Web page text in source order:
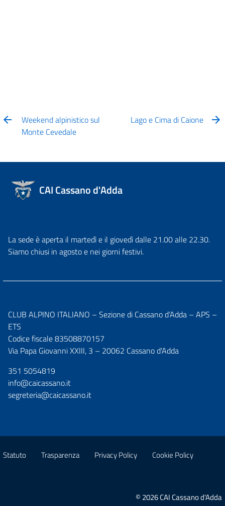
Weekend alpinistico sul
Monte Cevedale
Lago e Cima di Caione
CAI Cassano d'Adda
La sede è aperta il martedì e il giovedì dalle 21.00 alle 22.30.
Siamo chiusi in agosto e nei giorni festivi.
CLUB ALPINO ITALIANO – Sezione di Cassano d’Adda – APS –
ETS
Codice fiscale 83508870157
Via Papa Giovanni XXIII, 3 – 20062 Cassano d'Adda
351 5054819
info@caicassano.it
segreteria@caicassano.it
Statuto Trasparenza Privacy Policy Cookie Policy
© 2026 CAI Cassano d'Adda